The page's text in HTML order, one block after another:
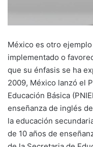
México es otro
implementado o
que su énfasis se ha
2009, México lanzó el
Educación Básica
enseñanza de inglés
la educación
de 10 años de